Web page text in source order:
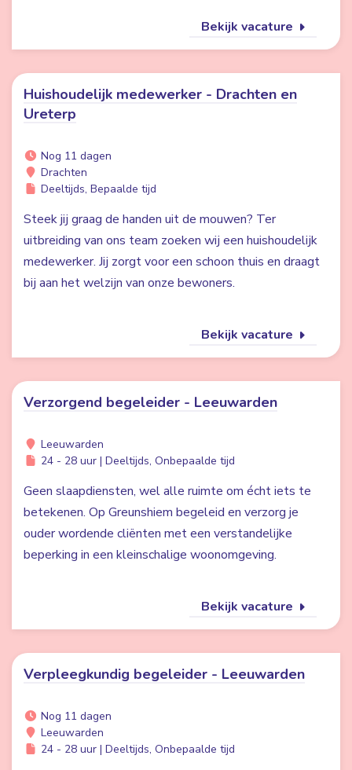
Bekijk vacature
Huishoudelijk medewerker - Drachten en
Ureterp
Nog 11 dagen
Drachten
Deeltijds, Bepaalde tijd
Steek jij graag de handen uit de mouwen? Ter
uitbreiding van ons team zoeken wij een huishoudelijk
medewerker. Jij zorgt voor een schoon thuis en draagt
bij aan het welzijn van onze bewoners.
Bekijk vacature
Verzorgend begeleider - Leeuwarden
Leeuwarden
24 - 28 uur | Deeltijds, Onbepaalde tijd
Geen slaapdiensten, wel alle ruimte om écht iets te
betekenen. Op Greunshiem begeleid en verzorg je
ouder wordende cliënten met een verstandelijke
beperking in een kleinschalige woonomgeving.
Bekijk vacature
Verpleegkundig begeleider - Leeuwarden
Nog 11 dagen
Leeuwarden
24 - 28 uur | Deeltijds, Onbepaalde tijd